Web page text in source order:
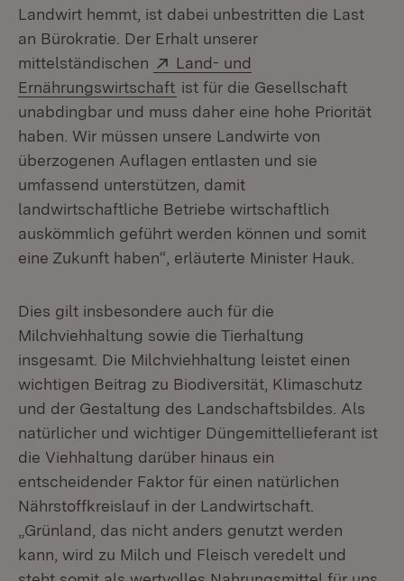
Landwirt hemmt, ist dabei unbestritten die Last
an Bürokratie. Der Erhalt unserer
mittelständischen
Extern:
Land- und
Ernährungswirtschaft (Öffnet in neuem Fenster)
ist für die Gesellschaft
unabdingbar und muss daher eine hohe Priorität
haben. Wir müssen unsere Landwirte von
überzogenen Auflagen entlasten und sie
umfassend unterstützen, damit
landwirtschaftliche Betriebe wirtschaftlich
auskömmlich geführt werden können und somit
eine Zukunft haben“, erläuterte Minister Hauk.
Dies gilt insbesondere auch für die
Milchviehhaltung sowie die Tierhaltung
insgesamt. Die Milchviehhaltung leistet einen
wichtigen Beitrag zu Biodiversität, Klimaschutz
und der Gestaltung des Landschaftsbildes. Als
natürlicher und wichtiger Düngemittellieferant ist
die Viehhaltung darüber hinaus ein
entscheidender Faktor für einen natürlichen
Nährstoffkreislauf in der Landwirtschaft.
„Grünland, das nicht anders genutzt werden
kann, wird zu Milch und Fleisch veredelt und